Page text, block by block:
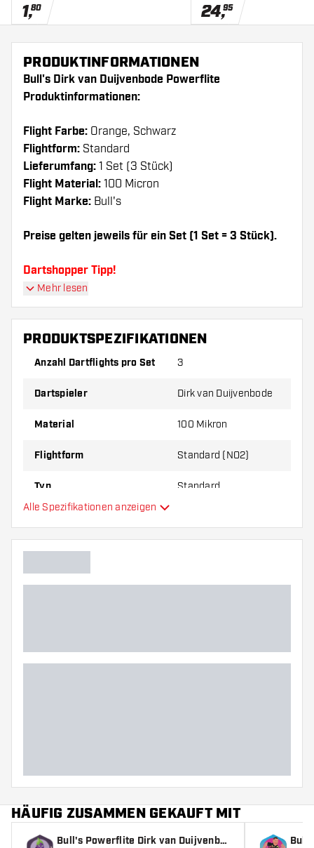
1,80 24,95
PRODUKTINFORMATIONEN
Bull's Dirk van Duijvenbode Powerflite
Produktinformationen:
Flight Farbe: Orange, Schwarz
Flightform: Standard
Lieferumfang: 1 Set (3 Stück)
Flight Material: 100 Micron
Flight Marke: Bull's
Preise gelten jeweils für ein Set (1 Set = 3 Stück).
Dartshopper Tipp!
Sorgen Sie für genügend Ersatz Flights und
abnutzen oder brechen.
Material oder eine andere Dicke der Flights aus,
um herauszufinden, welche Variante am besten
Mehr lesen
PRODUKTSPEZIFIKATIONEN
Anzahl Dartflights pro Set 3
Dartspieler Dirk van Duijvenbode
Material 100 Mikron
Flightform Standard (NO2)
Typ Standard
Zusätzliche Farben
Alle Spezifikationen anzeigen
HÄUFIG ZUSAMMEN GEKAUFT MIT
Bull's Powerflite Dirk van Duijvenbod